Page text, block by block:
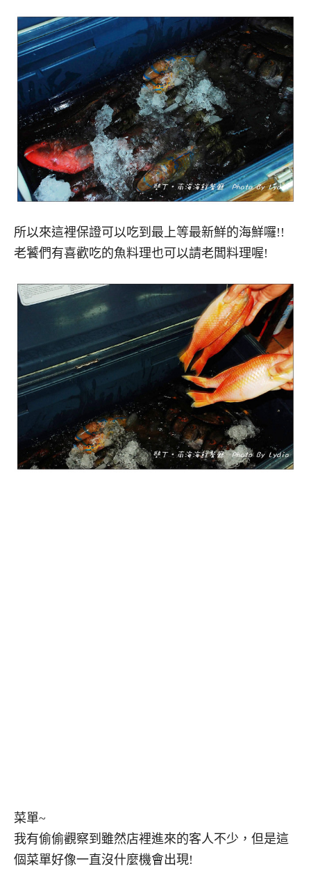
所以來這裡保證可以吃到最上等最新鮮的海鮮囉!!
老饕們有喜歡吃的魚料理也可以請老闆料理喔!
菜單~
我有偷偷觀察到雖然店裡進來的客人不少，但是這
個菜單好像一直沒什麼機會出現!